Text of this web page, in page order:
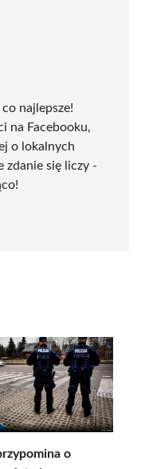
najlepsze!
na Facebooku,
o lokalnych
zdanie się liczy -
o